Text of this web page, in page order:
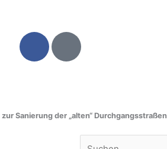
F
o
S
h
Sanierung der „alten“ Durchgangsstraßen